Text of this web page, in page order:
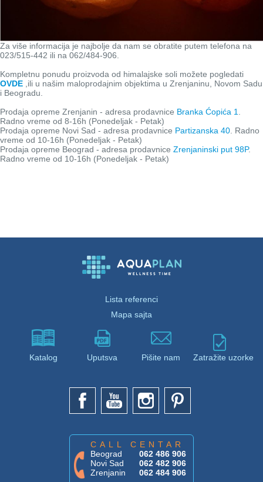
Za više informacija je najbolje da nam se obratite putem telefona na
023/515-442 ili na 062/484-906.
Kompletnu ponudu proizvoda od himalajske soli možete pogledati
OVDE ,ili u našim maloprodajnim objektima u Zrenjaninu, Novom Sadu
i Beogradu.
Prodaja opreme Zrenjanin - adresa prodavnice Branka Ćopića 1
Radno vreme od 8-16h (Ponedeljak - Petak)
Prodaja opreme Novi Sad - adresa prodavnice Partizanska 40 . Radno
vreme od 10-16h (Ponedeljak - Petak)
Prodaja opreme Beograd - adresa prodavnice Zrenjaninski put 98P.
Radno vreme od 10-16h (Ponedeljak - Petak)
Lista referenci
Mapa sajta
Katalog Uputsva Pišite nam Zatražite uzorke
CALL CENTAR
Beograd
062 486 906
Novi Sad
062 482 906
Zrenjanin
062 484 906